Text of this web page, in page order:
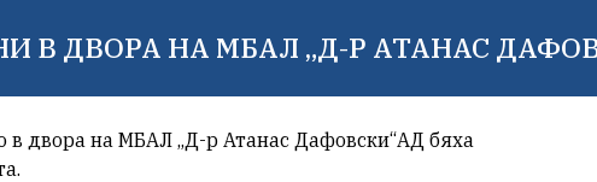
В ДВОРА НА МБАЛ „Д-Р АТАНАС
в двора на МБАЛ „Д-р Атанас Дафовски“АД бяха